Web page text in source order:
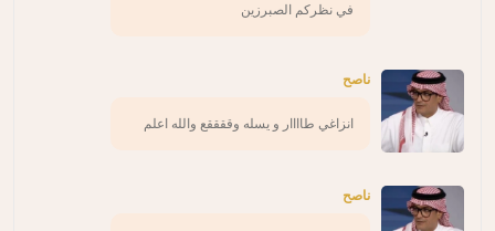
في نظركم الصبرزين
ناصح
انزاغي طاااار و يسله وققققع والله اعلم
ناصح